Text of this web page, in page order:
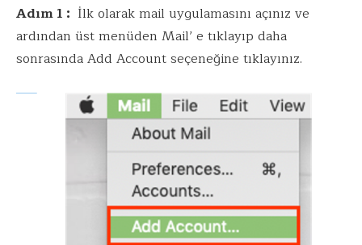
Adım 1 : İlk olarak mail uygulamasını açınız ve
ardından üst menüden Mail’ e tıklayıp daha
sonrasında Add Account seçeneğine tıklayınız.